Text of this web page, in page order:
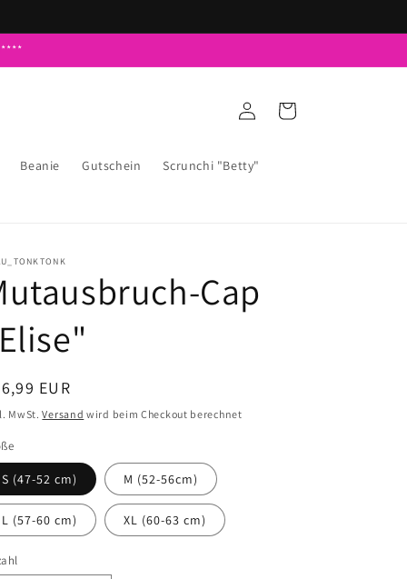
Beanie Gutschein Scrunchi "Betty"
EinloggenWarenkorb
Cap
EUR
MwSt.Versand wird beim Checkout berechnet
S (47-52 cm) M (52-56cm)
L (57-60 cm) XL (60-63 cm)